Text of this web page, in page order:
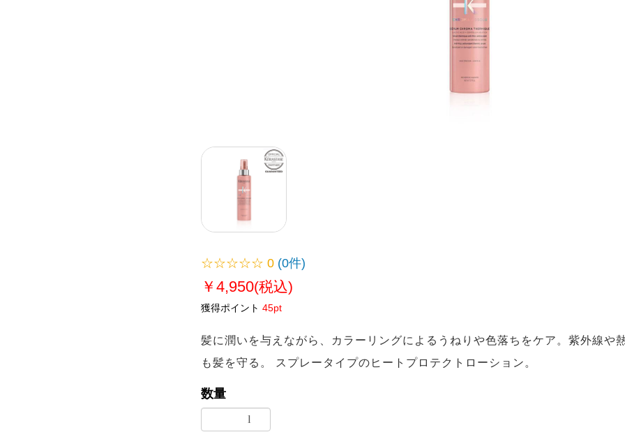
☆☆☆☆☆ 0 (0件)
￥4,950(税込)
獲得ポイント 45pt
髪に潤いを与えながら、カラーリングによるうねりや色落ちをケア。紫外線や
も髪を守る。 スプレータイプのヒートプロテクトローション。
数量